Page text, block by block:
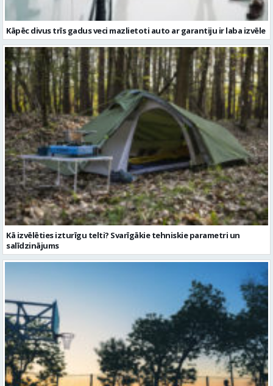
Kāpēc divus trīs gadus veci mazlietoti auto ar garantiju ir laba izvēle
Kā izvēlēties izturīgu telti? Svarīgākie tehniskie parametri un
salīdzinājums